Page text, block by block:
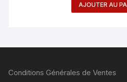
AJOUTER AU
Conditions Générales de Ventes